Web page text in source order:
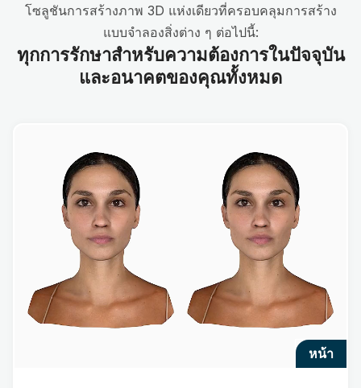
โซลูชันการสร้างภาพ 3D แห่งเดียวที่ครอบคลุมการสร้าง
แบบจำลองสิ่งต่าง ๆ ต่อไปนี้:
ทุกการรักษาสำหรับความต้องการในปัจจุบัน
และอนาคตของคุณทั้งหมด
หน้า